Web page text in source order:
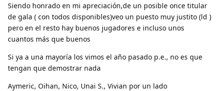
Siendo honrado en mi apreciación,de un posible once titular
de gala ( con todos disponibles)veo un puesto muy justito (ld )
pero en el resto hay buenos jugadores e incluso unos
cuantos más que buenos
Si ya a una mayoría los vimos el año pasado p.e., no es que
tengan que demostrar nada
Aymeric, Oihan, Nico, Unai S., Vivian por un lado